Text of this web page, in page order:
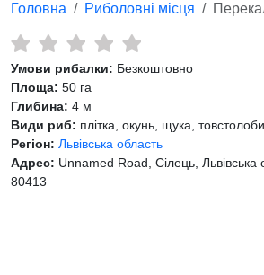
Головна Риболовні місця
Умови рибалки: Безкоштовно
Площа: 50 га
Глибина: 4 м
Види риб: плітка, окунь, щука,
Регіон: Львівська область
Адрес: Unnamed Road, Сілець, Львівська
80413